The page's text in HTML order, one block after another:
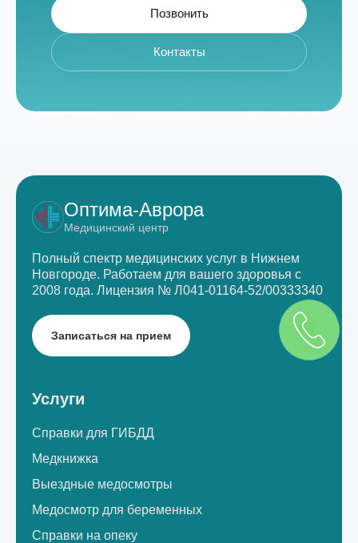
Позвонить
Контакты
Оптима-Аврора
Медицинский центр
Полный спектр медицинских услуг в Нижнем
Новгороде. Работаем для вашего здоровья с
2008 года. Лицензия № Л041-01164-52/00333340
Записаться на прием
Услуги
Справки для ГИБДД
Медкнижка
Выездные медосмотры
Медосмотр для беременных
Справки на опеку